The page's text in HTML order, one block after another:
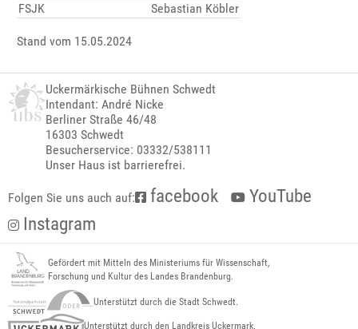
FSJK
Sebastian Köbler
Stand vom 15.05.2024
Uckermärkische Bühnen Schwedt
Intendant: André Nicke
Berliner Straße 46/48
16303 Schwedt
Besucherservice: 03332/538111
Unser Haus ist barrierefrei.
Folgen Sie uns auch auf: facebook
YouTube
Instagram
Gefördert mit Mitteln des Ministeriums für Wissenschaft,
Forschung und Kultur des Landes Brandenburg.
Unterstützt durch die Stadt Schwedt.
Unterstützt durch den Landkreis Uckermark.